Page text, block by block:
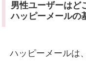
男性ユーザーはど
ハッピーメールの
ハッピーメールは